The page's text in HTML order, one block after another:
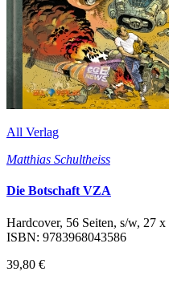
All Verlag
Matthias Schultheiss
Die Botschaft VZA
Hardcover, 56 Seiten, s/w, 27
ISBN: 9783968043586
39,80 €